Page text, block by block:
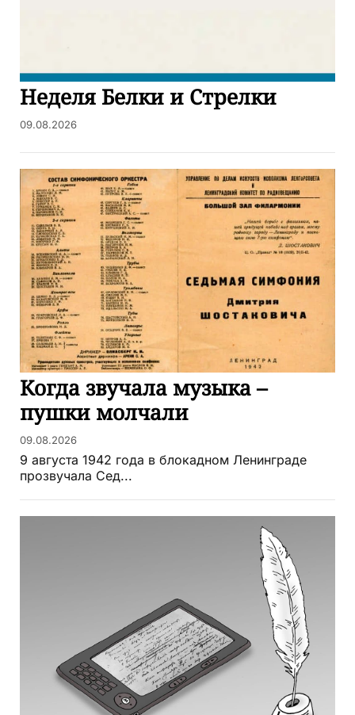
Неделя Белки и Стрелки
09.08.2026
Когда звучала музыка –
пушки молчали
09.08.2026
9 августа 1942 года в блокадном Ленинграде
прозвучала Сед...